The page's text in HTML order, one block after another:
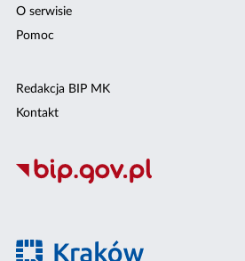
O serwisie
Pomoc
Redakcja BIP MK
Kontakt